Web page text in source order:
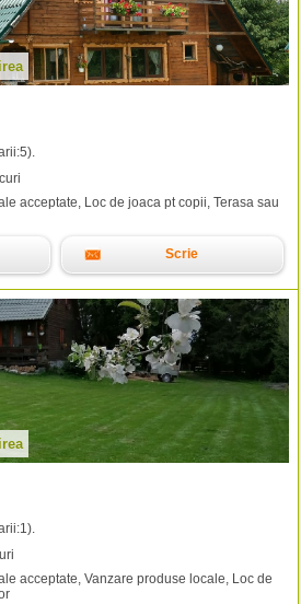
5).
acceptate, Loc de joaca pt copii, Terasa sau
Scrie
1).
acceptate, Vanzare produse locale, Loc de